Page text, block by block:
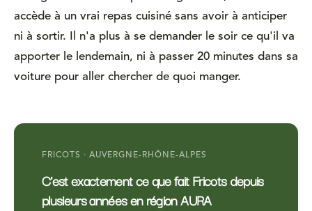
accède à un vrai repas cuisiné sans avoir à anticiper
ni à sortir. Il n'a plus à se demander le soir ce qu'il va
apporter le lendemain, ni à passer 20 minutes dans sa
voiture pour aller chercher de quoi manger.
FRICOTS · AUVERGNE-RHÔNE-ALPES
C'est exactement ce que fait Fricots depuis
plusieurs années en région AURA